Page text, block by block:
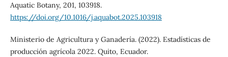
Aquatic Botany, 201, 103918.
https://doi.org/10.1016/j.aquabot.2025.103918
Ministerio de Agricultura y Ganadería. (2022). Estadísticas de
producción agrícola 2022. Quito, Ecuador.